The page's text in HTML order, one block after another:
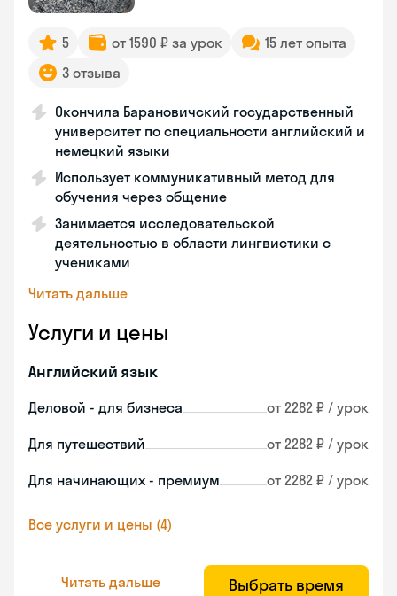
5 от 1590 ₽ за урок
15 лет опыта
3 отзыва
Окончила Барановичский государственный
университет по специальности английский и
немецкий языки
Использует коммуникативный метод для
обучения через общение
Занимается исследовательской
деятельностью в области лингвистики с
учениками
Читать дальше
Услуги и цены
Английский язык
Деловой - для бизнеса от 2282 ₽ / урок
Для путешествий от 2282 ₽ / урок
Для начинающих - премиум от 2282 ₽ / урок
Все услуги и цены (4)
Читать дальше Выбрать время